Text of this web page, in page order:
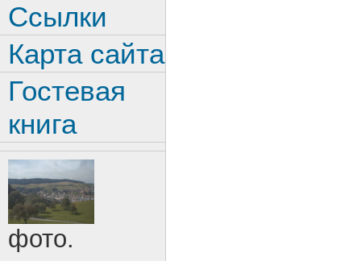
Ссылки
Карта сайта
Гостевая
книга
фото.